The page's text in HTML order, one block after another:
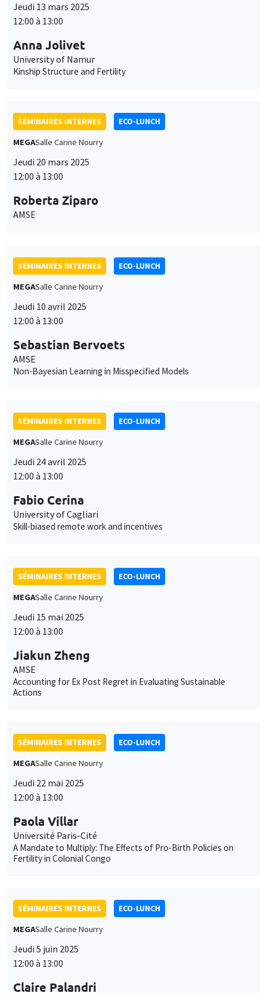
Jeudi 13 mars 2025
12:00 à 13:00
Anna Jolivet
University of Namur
Kinship Structure and Fertility
SÉMINAIRES INTERNES
ECO-LUNCH
MEGASalle Carine Nourry
Jeudi 20 mars 2025
12:00 à 13:00
Roberta Ziparo
AMSE
SÉMINAIRES INTERNES
ECO-LUNCH
MEGASalle Carine Nourry
Jeudi 10 avril 2025
12:00 à 13:00
Sebastian Bervoets
AMSE
Non-Bayesian Learning in Misspecified Models
SÉMINAIRES INTERNES
ECO-LUNCH
MEGASalle Carine Nourry
Jeudi 24 avril 2025
12:00 à 13:00
Fabio Cerina
University of Cagliari
Skill-biased remote work and incentives
SÉMINAIRES INTERNES
ECO-LUNCH
MEGASalle Carine Nourry
Jeudi 15 mai 2025
12:00 à 13:00
Jiakun Zheng
AMSE
Accounting for Ex Post Regret in Evaluating Sustainable
Actions
SÉMINAIRES INTERNES
ECO-LUNCH
MEGASalle Carine Nourry
Jeudi 22 mai 2025
12:00 à 13:00
Paola Villar
Université Paris-Cité
A Mandate to Multiply: The Effects of Pro-Birth Policies on
Fertility in Colonial Congo
SÉMINAIRES INTERNES
ECO-LUNCH
MEGASalle Carine Nourry
Jeudi 5 juin 2025
12:00 à 13:00
Claire Palandri